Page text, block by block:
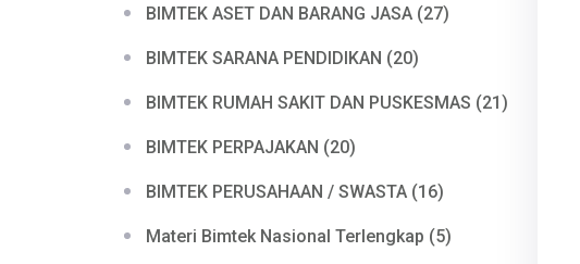
BIMTEK ASET DAN BARANG JASA (27)
BIMTEK SARANA PENDIDIKAN (20)
BIMTEK RUMAH SAKIT DAN PUSKESMAS (21)
BIMTEK PERPAJAKAN (20)
BIMTEK PERUSAHAAN / SWASTA (16)
Materi Bimtek Nasional Terlengkap (5)